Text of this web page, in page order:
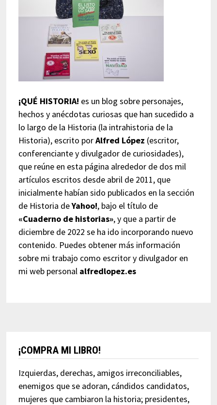
¡QUÉ HISTORIA! es un blog sobre personajes,
hechos y anécdotas curiosas que han sucedido a
lo largo de la Historia (la intrahistoria de la
Historia), escrito porAlfred López (escritor,
conferenciante y divulgador de curiosidades),
que reúne en esta página alrededor de dos mil
artículos escritos desde abril de 2011, que
inicialmente habían sido publicados en la sección
de Historia deYahoo!, bajo el título de
«Cuaderno de historias», y que a partir de
diciembre de 2022 se ha ido incorporando nuevo
contenido. Puedes obtener más información
sobre mi trabajo como escritor y divulgador en
mi web personal alfredlopez.es
¡COMPRA MI LIBRO!
Izquierdas, derechas, amigos irreconciliables,
enemigos que se adoran, cándidos candidatos,
mujeres que cambiaron la historia; presidentes,